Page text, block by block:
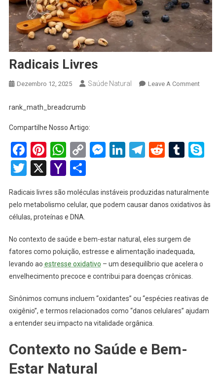
Radicais Livres
Dezembro 12, 2025 Saúde Natural Leave A CommentOn
rank_math_breadcrumb
Compartilhe Nosso Artigo:
Facebook
Pinterest
WhatsApp
Copy
Link
Messenger
LinkedIn
Telegram
Reddit
Twitter
X YahooShare
Radicais livres são moléculas instáveis produzidas naturalmente
pelo metabolismo celular, que podem causar danos oxidativos às
células, proteínas e DNA.
No contexto de saúde e bem-estar natural, eles surgem de
fatores como poluição, estresse e alimentação inadequada,
levando ao estresse oxidativo – um desequilíbrio que acelera o
envelhecimento precoce e contribui para doenças crônicas.
Sinônimos comuns incluem “oxidantes” ou “espécies reativas de
oxigênio”, e termos relacionados como “danos celulares” ajudam
a entender seu impacto na vitalidade orgânica.
Contexto no Saúde e Bem-
Estar Natural